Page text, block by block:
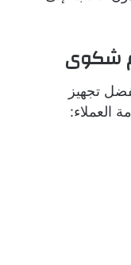
شكوى
تجهيز
العملاء: